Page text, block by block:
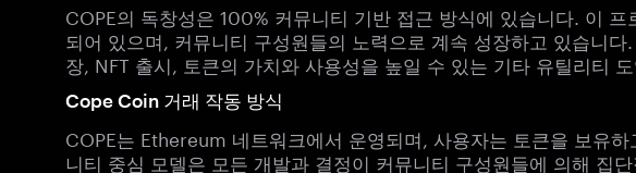
COPE의 독창성은 100% 커뮤니티 기반 접근 방식에 있습니다. 이
되어 있으며, 커뮤니티 구성원들의 노력으로 계속 성장하고 있습니
장, NFT 출시, 토큰의 가치와 사용성을 높일 수 있는 기타 유틸리티
Cope Coin 거래 작동 방식
COPE는 Ethereum 네트워크에서 운영되며, 사용자는 토큰을 보유
니티 중심 모델은 모든 개발과 결정이 커뮤니티 구성원들에 의해 집